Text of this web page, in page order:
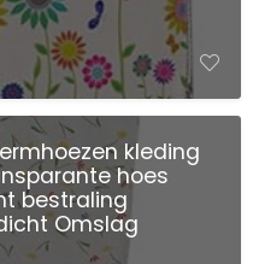
kleding
hoes
bestraling
Omslag